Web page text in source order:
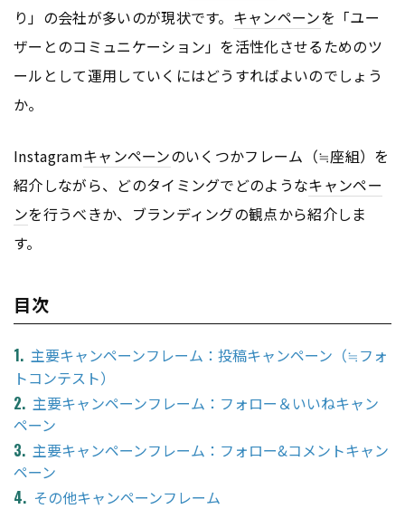
り」の会社が多いのが現状です。 キャンペーンを「ユー
ザーとのコミュニケーション」を活性化させるためのツ
ールとして運用していくにはどうすればよいのでしょう
か。
Instagramキャンペーンのいくつかフレーム（≒座組）を
紹介しながら、どのタイミングでどのようなキャンペー
ンを行うべきか、ブランディングの観点から紹介しま
す。
目次
主要キャンペーンフレーム：投稿キャンペーン（≒フォ
トコンテスト）
主要キャンペーンフレーム：フォロー＆いいねキャン
ペーン
主要キャンペーンフレーム：フォロー&コメントキャン
ペーン
その他キャンペーンフレーム